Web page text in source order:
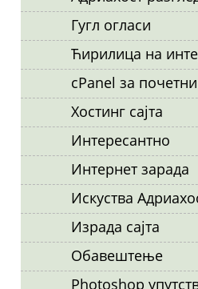
Гугл огласи
Ћирилица на
cPanel за
Хостинг сајта
Интересантно
Интернет зарада
Искуства
Израда сајта
Обавештење
Photoshop